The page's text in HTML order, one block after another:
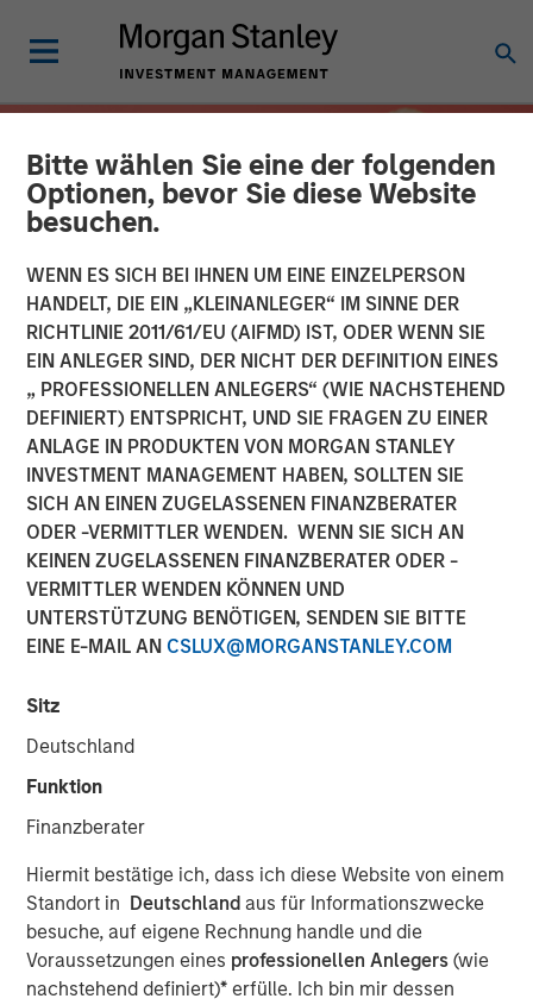
Bitte wählen Sie eine der folgenden
Optionen, bevor Sie diese Website
besuchen.
WENN ES SICH BEI IHNEN UM EINE EINZELPERSON
HANDELT, DIE EIN „KLEINANLEGER“ IM SINNE DER
RICHTLINIE 2011/61/EU (AIFMD) IST, ODER WENN SIE
EIN ANLEGER SIND, DER NICHT DER DEFINITION EINES
„ PROFESSIONELLEN ANLEGERS“ (WIE NACHSTEHEND
DEFINIERT) ENTSPRICHT, UND SIE FRAGEN ZU EINER
ANLAGE IN PRODUKTEN VON MORGAN STANLEY
INVESTMENT MANAGEMENT HABEN, SOLLTEN SIE
SICH AN EINEN ZUGELASSENEN FINANZBERATER
ODER -VERMITTLER WENDEN. WENN SIE SICH AN
KEINEN ZUGELASSENEN FINANZBERATER ODER -
VERMITTLER WENDEN KÖNNEN UND
UNTERSTÜTZUNG BENÖTIGEN, SENDEN SIE BITTE
EINE E-MAIL AN CSLUX@MORGANSTANLEY.COM
Sitz
Deutschland
Funktion
Finanzberater
Hiermit bestätige ich, dass ich diese Website von einem
Standort in Deutschland aus für Informationszwecke
besuche, auf eigene Rechnung handle und die
Voraussetzungen eines professionellen Anlegers(wie
nachstehend definiert)* erfülle. Ich bin mir dessen
INSIGHTS
Overcoming Behavioral
Biases: The Importance of
Our Proprietary Portfolio
Exercises
The Author
Managing Director